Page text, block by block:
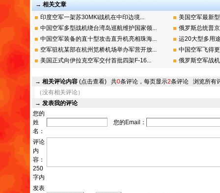
→ 相关文章
印度空军一架苏30MKI战机在中印边境...
美国空军最新
中国空军多型战机绕台湾岛巡航维护国家领...
俄罗斯总统普
中国空军装备的直十型攻击直升机亮相珠海...
运20大型多用
空军驻杭某部在杭州笕桥机场举办军营开放...
中国空军飞得
美国正式向伊拉克空军交付首批四架F-16...
俄罗斯空军战
→ 相关评论内容 (点击查看) 共0条评论，每页显示2条评论 浏览所有
（没有相关评论）
→ 发表我的评论
您的
姓
名：
您的Email：
评论
内
容：
250
字内
发表